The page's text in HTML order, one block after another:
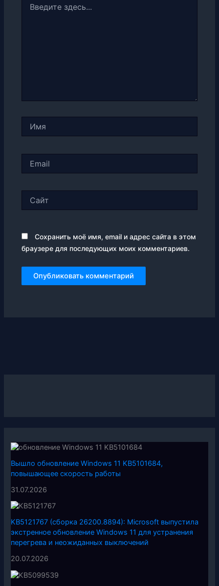
здесь...
Сохранить моё имя, email и адрес сайта в этом
браузере для последующих моих комментариев.
Вышло обновление Windows 11 KB5101684,
повышающее скорость работы
31.07.2026
KB5121767 (сборка 26200.8894): Microsoft выпустила
экстренное обновление Windows 11 для устранения
перегрева и неожиданных выключений
20.07.2026